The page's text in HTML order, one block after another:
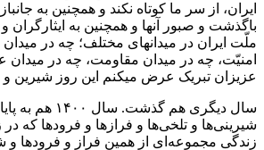
ایران، از سر ما کوتاه نکند و همچنین به
باگذشت و صبور آنها و همچنین به
ملّت ایران در میدانهای مختلف؛ چه در
امنیّت، چه در میدان مقاومت، چه در میدان
عزیزان تبریک عرض میکنم این روز شیرین و
سال دیگری هم
شیرینی‌ها و تلخی‌ها و فرازها و فرودها که
زندگی مجموعه‌ای از همین فراز و فرودها و